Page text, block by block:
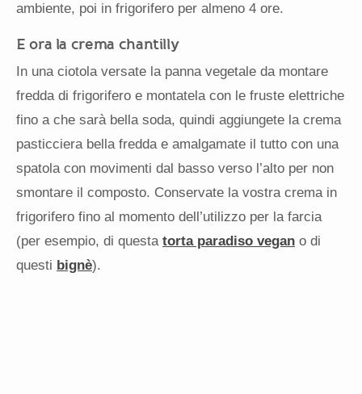
ambiente, poi in frigorifero per almeno 4 ore.
E ora la crema chantilly
In una ciotola versate la panna vegetale da montare
fredda di frigorifero e montatela con le fruste elettriche
fino a che sarà bella soda, quindi aggiungete la crema
pasticciera bella fredda e amalgamate il tutto con una
spatola con movimenti dal basso verso l’alto per non
smontare il composto. Conservate la vostra crema in
frigorifero fino al momento dell’utilizzo per la farcia
(per esempio, di questa torta paradiso vegan o di
questi bignè).